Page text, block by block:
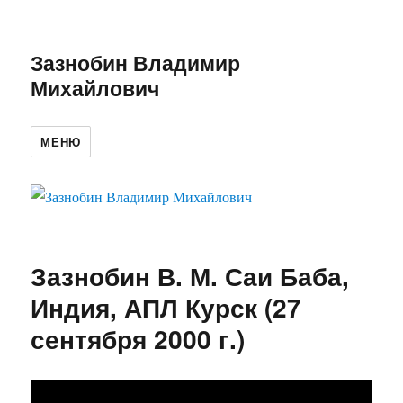
Зазнобин Владимир
Михайлович
МЕНЮ
Зазнобин В. М. Саи Баба,
Индия, АПЛ Курск (27
сентября 2000 г.)